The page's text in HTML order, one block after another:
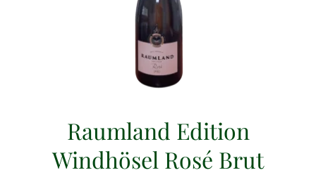
Raumland Edition
Windhösel Rosé Brut